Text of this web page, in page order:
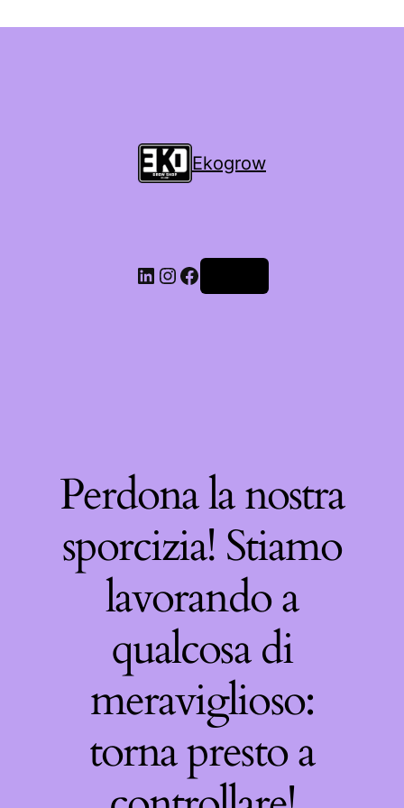
Ekogrow
Perdona la nostra
sporcizia! Stiamo
lavorando a
qualcosa di
meraviglioso:
torna presto a